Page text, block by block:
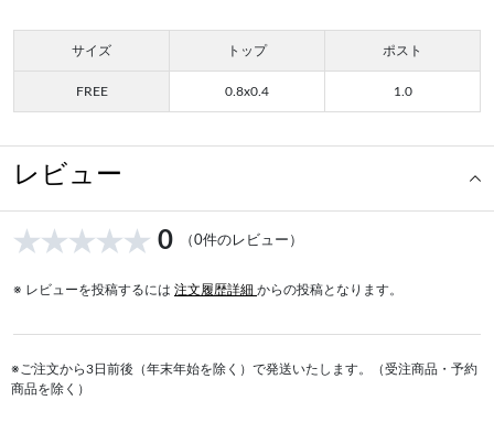
サイズ トップ ポスト
FREE 0.8x0.4 1.0
レビュー
0 （0件のレビュー）
※ レビューを投稿するには 注文履歴詳細 からの投稿となります。
※ご注文から3日前後（年末年始を除く）で発送いたします。（受注商品・予約
商品を除く）